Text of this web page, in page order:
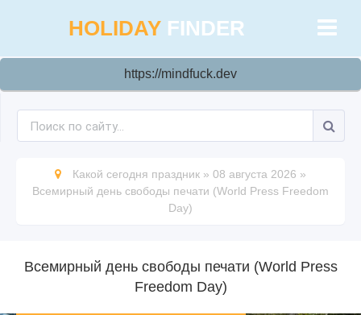
HOLIDAY FINDER
https://mindfuck.dev
Какой сегодня праздник » 08 августа 2026 »
Всемирный день свободы печати (World Press Freedom
Day)
Всемирный день свободы печати (World Press
Freedom Day)